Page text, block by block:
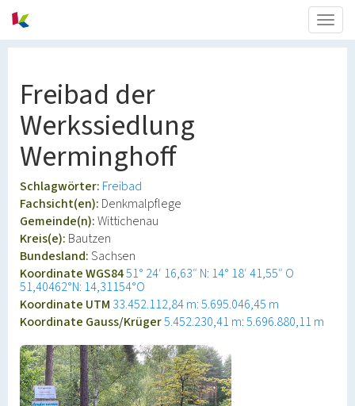
Freibad der
Werkssiedlung
Werminghoff
Schlagwörter: Freibad
Fachsicht(en): Denkmalpflege
Gemeinde(n):Wittichenau
Kreis(e): Bautzen
Bundesland:Sachsen
Koordinate WGS8451° 24′ 16,63″ N: 14° 18′ 41,55″ O
51,40462°N: 14,31154°O
Koordinate UTM 33.452.112,84 m: 5.695.046,45 m
Koordinate Gauss/Krüger5.452.230,41 m: 5.696.880,11 m